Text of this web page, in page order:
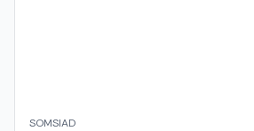
SOMSIAD